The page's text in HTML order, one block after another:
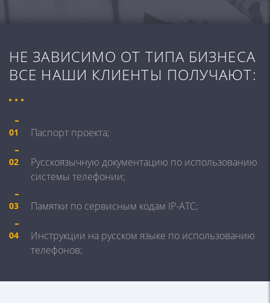
НЕ ЗАВИСИМО ОТ ТИПА БИЗНЕСА
ВСЕ НАШИ КЛИЕНТЫ ПОЛУЧАЮТ:
01 Паспорт проекта;
02 Русскоязычную документацию по использованию
системы телефонии;
03 Памятки по сервисным кодам IP-АТС;
04 Инструкции на русском языке по использованию
телефонов;